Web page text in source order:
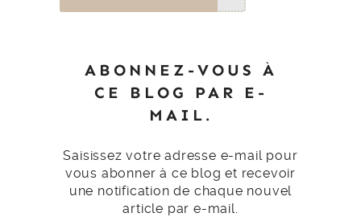
ABONNEZ-VOUS À
CE BLOG PAR E-
MAIL.
Saisissez votre adresse e-mail pour
vous abonner à ce blog et recevoir
une notification de chaque nouvel
article par e-mail.